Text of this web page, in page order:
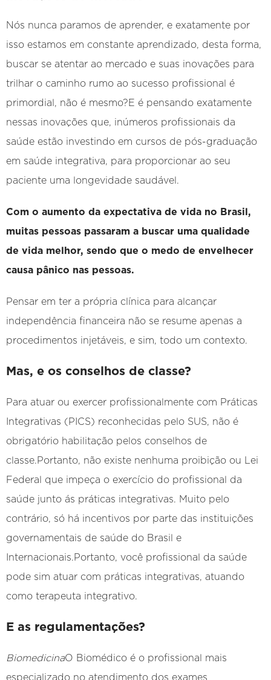
Nós nunca paramos de aprender, e exatamente por
isso estamos em constante aprendizado, desta forma,
buscar se atentar ao mercado e suas inovações para
trilhar o caminho rumo ao sucesso profissional é
primordial, não é mesmo?E é pensando exatamente
nessas inovações que, inúmeros profissionais da
saúde estão investindo em cursos de pós-graduação
em saúde integrativa, para proporcionar ao seu
paciente uma longevidade saudável.
Com o aumento da expectativa de vida no Brasil,
muitas pessoas passaram a buscar uma qualidade
de vida melhor, sendo que o medo de envelhecer
causa pânico nas pessoas.
Pensar em ter a própria clínica para alcançar
independência financeira não se resume apenas a
procedimentos injetáveis, e sim, todo um contexto.
Mas, e os conselhos de classe?
Para atuar ou exercer profissionalmente com Práticas
Integrativas (PICS) reconhecidas pelo SUS, não é
obrigatório habilitação pelos conselhos de
classe.Portanto, não existe nenhuma proibição ou Lei
Federal que impeça o exercício do profissional da
saúde junto ás práticas integrativas. Muito pelo
contrário, só há incentivos por parte das instituições
governamentais de saúde do Brasil e
Internacionais.Portanto, você profissional da saúde
pode sim atuar com práticas integrativas, atuando
como terapeuta integrativo.
E as regulamentações?
BiomedicinaO Biomédico é o profissional mais
especializado no atendimento dos exames